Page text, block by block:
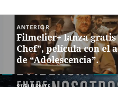
Navegación
entradas
ANTERIOR
Entrada
anterior:
Filmelier+ lanza gratis
Chef”, película con el
de “Adolescencia”.